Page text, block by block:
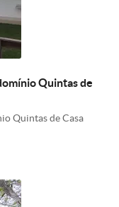
Quintas de
Quintas de Casa